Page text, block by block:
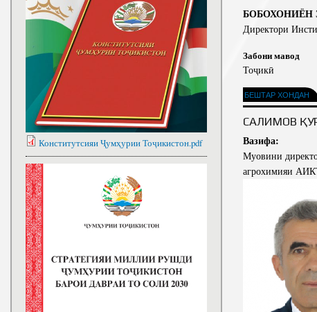
БОБОХОНИЁН
Директори
Забони мавод
Тоҷикӣ
БЕШТАР ХОНДАН
САЛИМОВ
Вазифа:
Муовини
агрохимияи
Конститутсияи Ҷумҳурии Тоҷикистон.pdf